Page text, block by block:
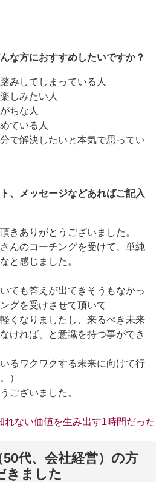
な方におすすめしたいですか？
みしてしまっている人
しみたい人
ちな人
ている人
で解決したいと本気で思ってい
、メッセージなどあればご記入
きありがとうございました。
んのコーチングを受けて、単純
と感じました。
ても答えが出てきそうもなかっ
グを受けさせて頂いて
くなりましたし、来るべき未来
ければ、と意識を持つ事ができ
いるワクワクする未来に向けて行
）
ございました。
れない価値を生み出す1時間だった
50代、会社経営）の方
きました